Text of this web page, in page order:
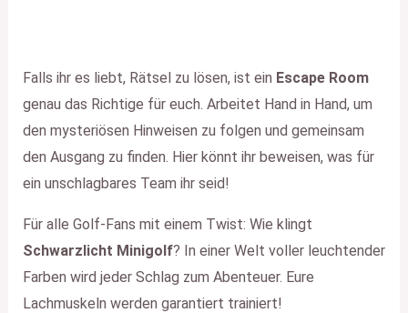
Falls ihr es liebt, Rätsel zu lösen, ist ein Escape Room
genau das Richtige für euch. Arbeitet Hand in Hand, um
den mysteriösen Hinweisen zu folgen und gemeinsam
den Ausgang zu finden. Hier könnt ihr beweisen, was für
ein unschlagbares Team ihr seid!
Für alle Golf-Fans mit einem Twist: Wie klingt
Schwarzlicht Minigolf? In einer Welt voller leuchtender
Farben wird jeder Schlag zum Abenteuer. Eure
Lachmuskeln werden garantiert trainiert!